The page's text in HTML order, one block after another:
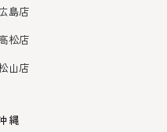
島店
松店
山店
縄